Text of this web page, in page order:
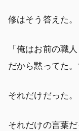
修はそう答えた。
「俺はお前の職
だから黙ってた。
それだけだった。
それだけの言葉